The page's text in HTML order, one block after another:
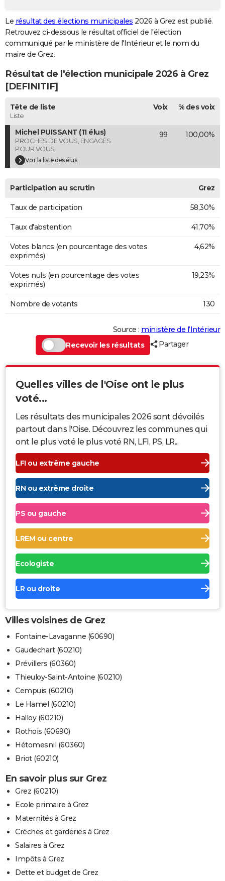
GUIDES D'ACHAT
BONS PLANS
CARTE DE VOEUX
Carte de Noël
Carte Bonne année
Carte Saint-Valentin
Carte Pâques
Carte d'anniversaire
DICTIONNAIRE
Dictionnaire
Biographies
Citations
Expressions
Proverbes
PROGRAMME TV
COPAINS D'AVANT
S'inscrire
Se connecter
Lycées
Collèges
Primaires
Universités
Entreprises
Service militaire
Avis de recherche
AVIS DE DÉCÈS
Bricolage
Lifestyle
Culture
Sport
Auto
Television
Voyage
Cinema
Le résultat des élections municipales 2026 à Grez est publié.
Retrouvez ci-dessous le résultat officiel de l'élection
communiqué par le ministère de l'Intérieur et le nom du
maire de Grez.
Résultat de l'élection municipale 2026 à Grez
[DEFINITIF]
Tête de liste
Liste
Voix % des voix
Michel PUISSANT (11 élus)
PROCHES DE VOUS, ENGAGÉS
POUR VOUS
Voir la liste des élus
99 100,00%
Participation au scrutin Grez
Taux de participation 58,30%
Taux d'abstention 41,70%
Votes blancs (en pourcentage des votes
exprimés)
4,62%
Votes nuls (en pourcentage des votes
exprimés)
19,23%
Nombre de votants 130
Source : ministère de l’Intérieur
Recevoir les résultats
Partager
Quelles villes de l'Oise ont le plus
voté...
Les résultats des municipales 2026 sont dévoilés
partout dans l'Oise. Découvrez les communes qui
ont le plus voté le plus voté RN, LFI, PS, LR...
LFI ou extrême gauche
RN ou extrême droite
PS ou gauche
LREM ou centre
Ecologiste
LR ou droite
Villes voisines de Grez
Fontaine-Lavaganne (60690)
Gaudechart (60210)
Prévillers (60360)
Thieuloy-Saint-Antoine (60210)
Cempuis (60210)
Le Hamel (60210)
Halloy (60210)
Rothois (60690)
Hétomesnil (60360)
Briot (60210)
En savoir plus sur Grez
Grez (60210)
Ecole primaire à Grez
Maternités à Grez
Crèches et garderies à Grez
Salaires à Grez
Impôts à Grez
Dette et budget de Grez